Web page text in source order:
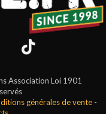
Association Loi 1901
générales de vente-